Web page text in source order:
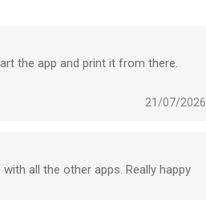
the app and print it from there.
21/07/2026
all the other apps. Really happy